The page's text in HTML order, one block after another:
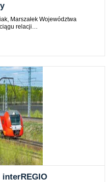
Marszałek Województwa
relacji…